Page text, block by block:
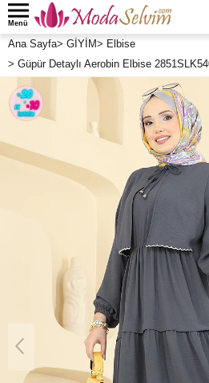
Menü
Ana Sayfa> GİYİM> Elbise
> Güpür Detaylı Aerobin Elbise